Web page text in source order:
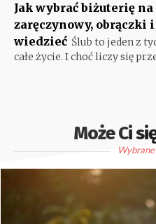
Jak wybrać biżuterię
zaręczynowy, obrączki
wiedzieć Ślub to jeden z
całe życie. I choć liczy się
Może Ci